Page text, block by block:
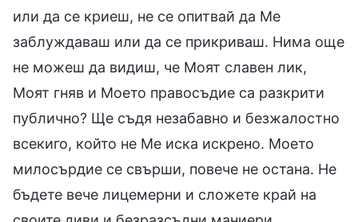
или да се криеш, не се опитвай да Ме
заблуждаваш или да се прикриваш. Нима още
не можеш да видиш, че Моят славен лик,
Моят гняв и Моето правосъдие са разкрити
публично? Ще съдя незабавно и безжалостно
всекиго, който не Ме иска искрено. Моето
милосърдие се свърши, повече не остана. Не
бъдете вече лицемерни и сложете край на